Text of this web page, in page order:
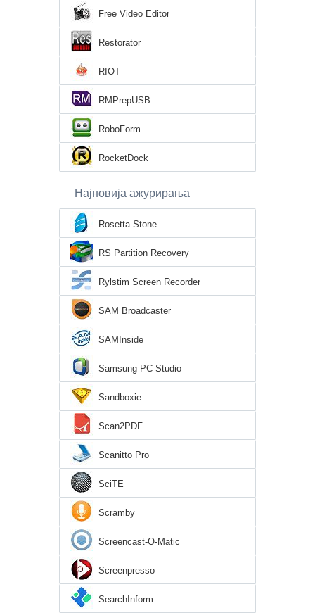
Free Video Editor
Restorator
RIOT
RMPrepUSB
RoboForm
RocketDock
Најновија ажурирања
Rosetta Stone
RS Partition Recovery
Rylstim Screen Recorder
SAM Broadcaster
SAMInside
Samsung PC Studio
Sandboxie
Scan2PDF
Scanitto Pro
SciTE
Scramby
Screencast-O-Matic
Screenpresso
SearchInform